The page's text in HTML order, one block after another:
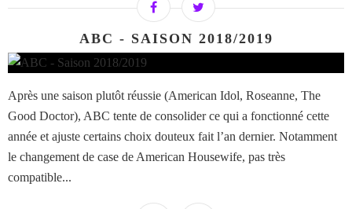
ABC - SAISON 2018/2019
Après une saison plutôt réussie (American Idol, Roseanne, The
Good Doctor), ABC tente de consolider ce qui a fonctionné cette
année et ajuste certains choix douteux fait l’an dernier. Notamment
le changement de case de American Housewife, pas très
compatible...